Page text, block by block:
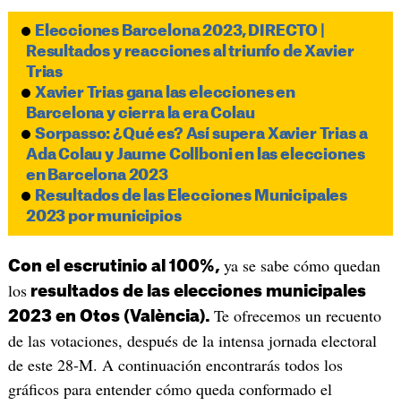
Elecciones Barcelona 2023, DIRECTO |
Resultados y reacciones al triunfo de Xavier
Trias
Xavier Trias gana las elecciones en
Barcelona y cierra la era Colau
Sorpasso: ¿Qué es? Así supera Xavier Trias a
Ada Colau y Jaume Collboni en las elecciones
en Barcelona 2023
Resultados de las Elecciones Municipales
2023 por municipios
Con el escrutinio al 100%, ya se sabe cómo quedan
losresultados de las elecciones municipales
2023 en Otos (València). Te ofrecemos un recuento
de las votaciones, después de la intensa jornada electoral
de este 28-M. A continuación encontrarás todos los
gráficos para entender cómo queda conformado el